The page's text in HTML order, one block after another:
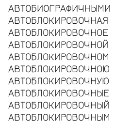
АВТОБИОГРАФИЧНЫМИ
АВТОБЛОКИРОВОЧНАЯ
АВТОБЛОКИРОВОЧНОЕ
АВТОБЛОКИРОВОЧНОЙ
АВТОБЛОКИРОВОЧНОМ
АВТОБЛОКИРОВОЧНОЮ
АВТОБЛОКИРОВОЧНУЮ
АВТОБЛОКИРОВОЧНЫЕ
АВТОБЛОКИРОВОЧНЫЙ
АВТОБЛОКИРОВОЧНЫМ